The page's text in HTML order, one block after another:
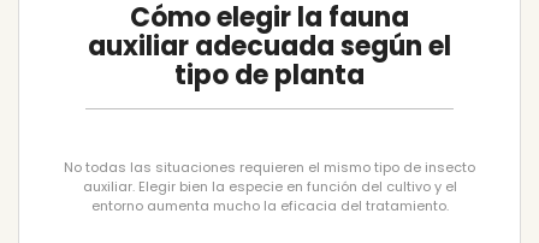
Cómo elegir la fauna
auxiliar adecuada según el
tipo de planta
No todas las situaciones requieren el mismo tipo de insecto
auxiliar. Elegir bien la especie en función del cultivo y el
entorno aumenta mucho la eficacia del tratamiento.